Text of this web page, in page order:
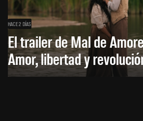
HACE 2 DÍAS
El trailer de Mal de
Amor, libertad y